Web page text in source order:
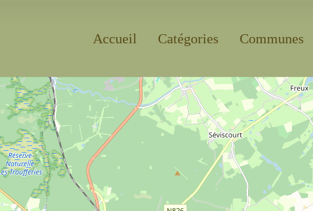
Accueil Catégories Communes